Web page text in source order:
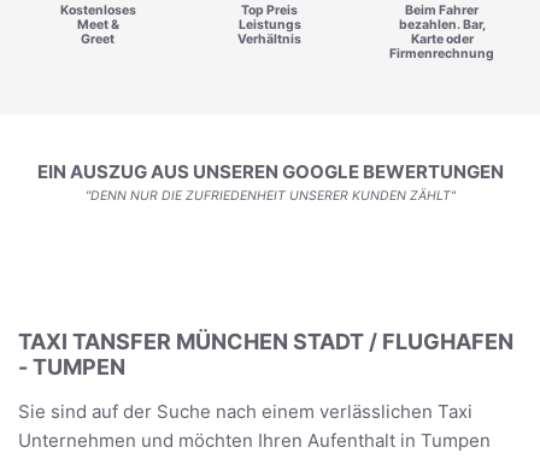
Kostenloses
Meet &
Greet
Top Preis
Leistungs
Verhältnis
Beim Fahrer
bezahlen. Bar,
Karte oder
Firmenrechnung
EIN AUSZUG AUS UNSEREN GOOGLE BEWERTUNGEN
"DENN NUR DIE ZUFRIEDENHEIT UNSERER KUNDEN ZÄHLT"
TAXI TANSFER MÜNCHEN STADT / FLUGHAFEN
- TUMPEN
Sie sind auf der Suche nach einem verlässlichen Taxi
Unternehmen und möchten Ihren Aufenthalt in Tumpen